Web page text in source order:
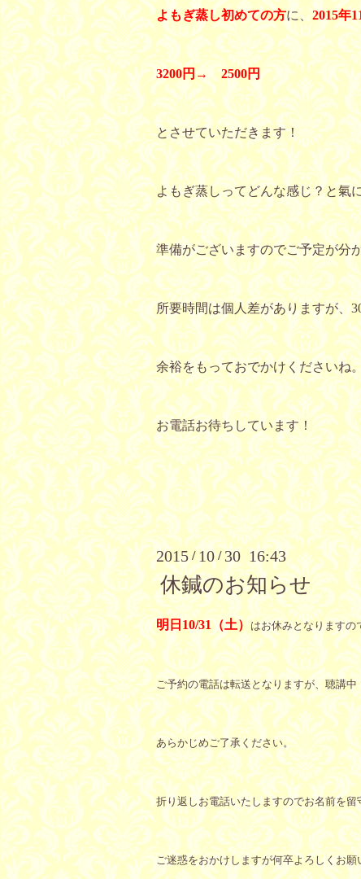
よもぎ蒸し初めての方に、2015年
3200円→ 2500円
とさせていただきます！
よもぎ蒸しってどんな感じ？と氣
準備がございますのでご予定が分
所要時間は個人差がありますが、
余裕をもっておでかけくださいね
お電話お待ちしています！
2015 /10/30 16:43
休鍼のお知らせ
明日10/31（土） はお休みとなりますの
ご予約の電話は転送となりますが、聴講
あらかじめご了承ください。
折り返しお電話いたしますのでお名前を留
ご迷惑をおかけしますが何卒よろしくお願